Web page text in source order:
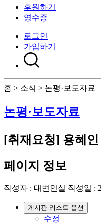
후원하기
영수증
로그인
가입하기
홈 > 소식 > 논평·보도자료
논평·보도자료
[취재요청] 용혜
페이지 정보
작성자 : 대변인실 작성일 :
게시판 리스트 옵션
수정